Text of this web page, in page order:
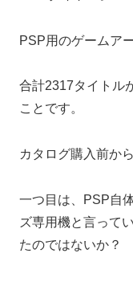
PSP用のゲームア
合計2317タイトル
ことです。
カタログ購入前か
一つ目は、PSP自
ズ専用機と言って
たのではないか？